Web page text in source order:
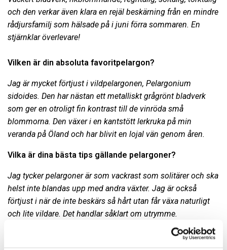
och den verkar även klara en rejäl beskärning från en mindre
rådjursfamilj som hälsade på i juni förra sommaren. En
stjärnklar överlevare!
Vilken är din absoluta favoritpelargon?
Jag är mycket förtjust i vildpelargonen, Pelargonium
sidoides. Den har nästan ett metalliskt grågrönt bladverk
som ger en otroligt fin kontrast till de vinröda små
blommorna. Den växer i en kantstött lerkruka på min
veranda på Öland och har blivit en lojal vän genom åren.
Vilka är dina bästa tips gällande pelargoner?
Jag tycker pelargoner är som vackrast som solitärer och ska
helst inte blandas upp med andra växter. Jag är också
förtjust i när de inte beskärs så hårt utan får växa naturligt
och lite vildare. Det handlar såklart om utrymme.
Mårbackapelargoner
eller Dr Westerlund som får leva sitt liv utan att en sekatör